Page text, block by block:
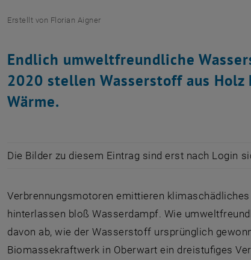
Erstellt von Florian Aigner
Endlich umweltfreundliche
2020 stellen Wasserstoff aus
Wärme.
Die Bilder zu diesem Eintrag sind erst nach Login
Verbrennungsmotoren emittieren
hinterlassen bloß Wasserdampf. Wie
davon ab, wie der Wasserstoff ursprünglich
Biomassekraftwerk in Oberwart ein dreistufiges